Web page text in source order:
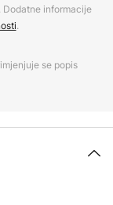
. Dodatne informacije
.
se popis